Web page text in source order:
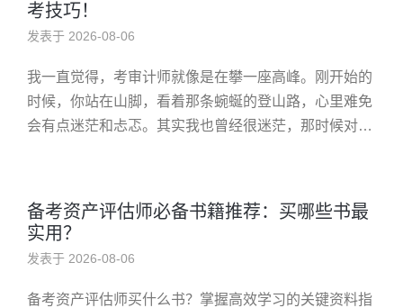
考技巧！
发表于 2026-08-06
我一直觉得，考审计师就像是在攀一座高峰。刚开始的
时候，你站在山脚，看着那条蜿蜒的登山路，心里难免
会有点迷茫和忐忑。其实我也曾经很迷茫，那时候对整
备考资产评估师必备书籍推荐：买哪些书最
实用？
发表于 2026-08-06
备考资产评估师买什么书？掌握高效学习的关键资料指